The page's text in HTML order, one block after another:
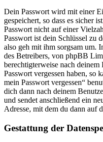
Dein Passwort wird mit einer
gespeichert, so dass es sicher
Passwort nicht auf einer
Passwort ist dein Schlüssel zu
also geh mit ihm sorgsam um.
des Betreibers, von phpBB
berechtigterweise nach
Passwort vergessen haben, so
mein Passwort vergessen“
dich dann nach deinem
und sendet anschließend ein
Adresse, mit dem du dann auf
Gestattung der